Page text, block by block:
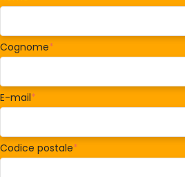
Cognome*
E-mail*
Codice postale*